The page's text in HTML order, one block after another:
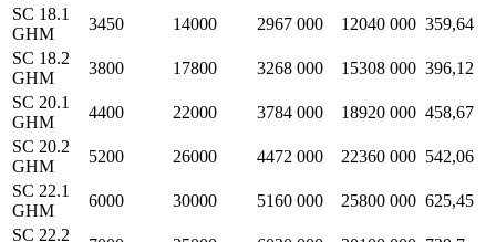
SC 18.1
GHM
3450 14000 2967 000 12040 000 359,64
SC 18.2
GHM
3800 17800 3268 000 15308 000 396,12
SC 20.1
GHM
4400 22000 3784 000 18920 000 458,67
SC 20.2
GHM
5200 26000 4472 000 22360 000 542,06
SC 22.1
GHM
6000 30000 5160 000 25800 000 625,45
SC 22.2